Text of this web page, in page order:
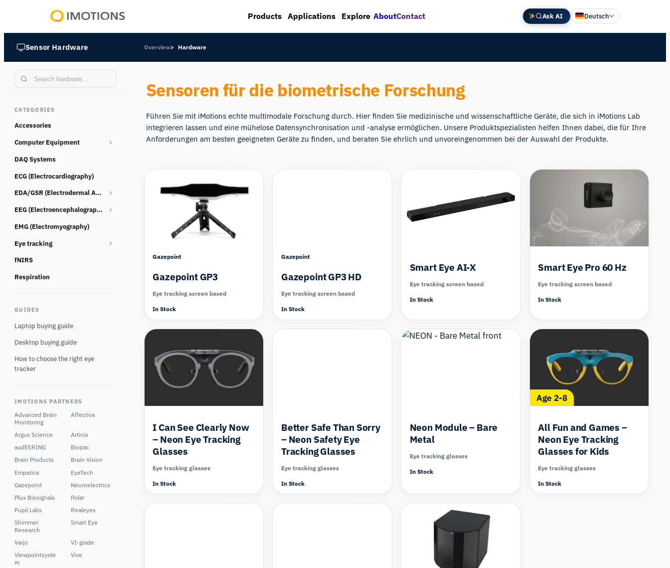
Products Applications Explore AboutContact Ask AI Deutsch
Sensor Hardware
CATEGORIES
Accessories
Computer Equipment
Webcams
DAQ Systems
ECG (Electrocardiography)
EDA/GSR (Electrodermal Activity)
Consumables EEG (Electroencephalography)
Consumables
EMG (Electromyography)
Eye tracking
Eye tracking glasses
Eye Tracking Multi Camera
Eye tracking Virtual Reality
fNIRS
Respiration
GUIDES
Laptop buying guide
Desktop buying guide
How to choose the right eye
tracker
IMOTIONS PARTNERS
Advanced Brain
Monitoring
Affectiva
Argus Science
Artinis
audEERING
Biopac
Brain Products
Brain Vision
Empatica
EyeTech
Gazepoint
Neuroelectrics
Plux Biosignals
Polar
Pupil Labs
Realeyes
Shimmer
Research
Smart Eye
Varjo
VI-grade
Viewpointsyste
m
Vive
Overview Hardware
Sensoren für die biometrische Forschung
Führen Sie mit iMotions echte multimodale Forschung durch. Hier finden Sie medizinische und wissenschaftliche Geräte, die sich in iMotions Lab
integrieren lassen und eine mühelose Datensynchronisation und -analyse ermöglichen. Unsere Produktspezialisten helfen Ihnen dabei, die für Ihre
Anforderungen am besten geeigneten Geräte zu finden, und beraten Sie ehrlich und unvoreingenommen bei der Auswahl der Produkte.
Gazepoint
Gazepoint GP3
Eye tracking screen based
In Stock
Gazepoint
Gazepoint GP3 HD
Eye tracking screen based
In Stock
Smart Eye AI-X
Eye tracking screen based
In Stock
Smart Eye Pro 60 Hz
Eye tracking screen based
In Stock
I Can See Clearly Now
– Neon Eye Tracking
Glasses
Eye tracking glasses
In Stock
Better Safe Than Sorry
– Neon Safety Eye
Tracking Glasses
Eye tracking glasses
In Stock
Neon Module – Bare
Metal
Eye tracking glasses
In Stock
Age 2-8
All Fun and Games –
Neon Eye Tracking
Glasses for Kids
Eye tracking glasses
In Stock
Compare Compare